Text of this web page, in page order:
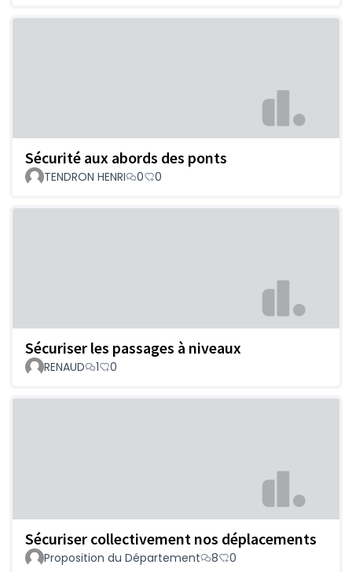
Sécurité aux abords des ponts
TENDRON HENRI 0 0
Sécuriser les passages à niveaux
RENAUD 1 0
Sécuriser collectivement nos déplacements
Proposition du Département 8 0